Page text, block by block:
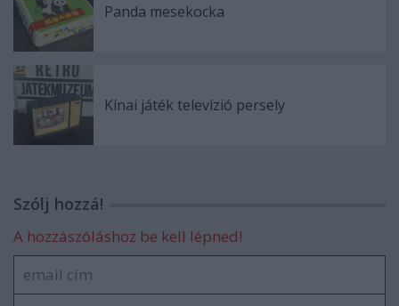
Panda mesekocka
Kínai játék televízió persely
Szólj hozzá!
A hozzászóláshoz be kell lépned!